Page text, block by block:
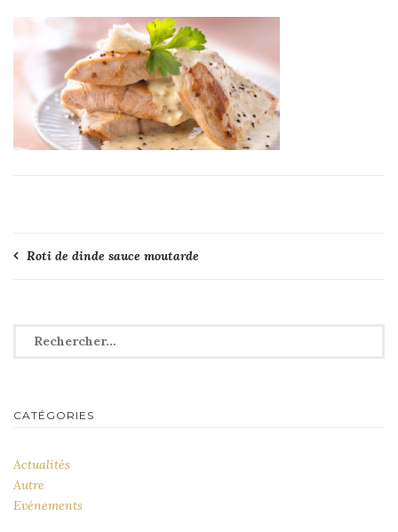
Navigation
Roti de dinde sauce moutarde
Rechercher :
CATÉGORIES
Actualités
Autre
Evénements